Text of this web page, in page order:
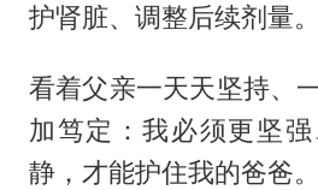
护肾脏、调整后续剂量。
看着父亲一天天坚持、
加笃定：我必须更坚
静，才能护住我的爸爸。